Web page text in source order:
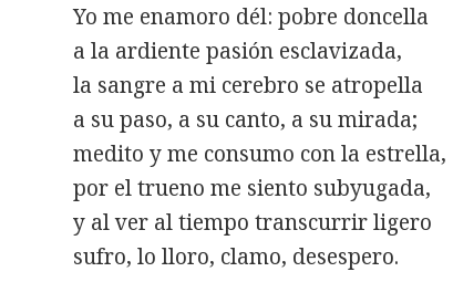
Yo me enamoro dél: pobre doncella
a la ardiente pasión esclavizada,
la sangre a mi cerebro se atropella
a su paso, a su canto, a su mirada;
medito y me consumo con la estrella,
por el trueno me siento subyugada,
y al ver al tiempo transcurrir ligero
sufro, lo lloro, clamo, desespero.